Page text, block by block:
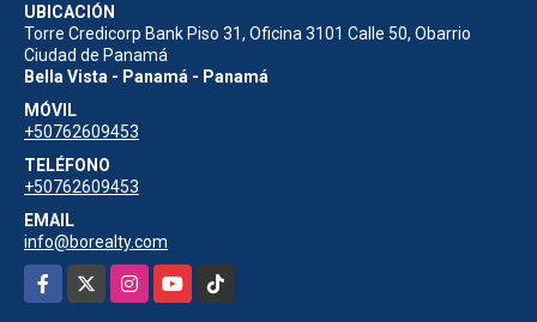
UBICACIÓN
Torre Credicorp Bank Piso 31, Oficina 3101 Calle 50, Obarrio
Ciudad de Panamá
Bella Vista - Panamá - Panamá
MÓVIL
+50762609453
TELÉFONO
+50762609453
EMAIL
info@borealty.com
Facebook
InstagramYouTubeTikTok